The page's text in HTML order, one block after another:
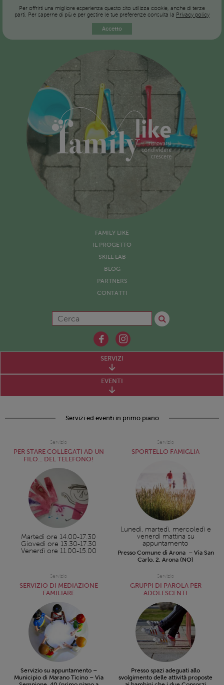
Per offrirti una migliore esperienza questo sito utilizza cookie, anche di terze
parti. Per saperne di più e per gestire le tue preferenze consulta la Privacy policy
Accetto
FAMILY LIKE
IL PROGETTO
SKILL LAB
BLOG
PARTNERS
CONTATTI
SERVIZI
EVENTI
Servizi ed eventi in primo piano
Servizio
PER STARE COLLEGATI AD UN
FILO... DEL TELEFONO!
Martedì ore 14.00-17.30
Giovedì ore 13.30-17.30
Venerdì ore 11.00-15.00
Servizio
SPORTELLO FAMIGLIA
Lunedì, martedì, mercoledì e
venerdì mattina su
appuntamento
Presso Comune di Arona – Via San
Carlo, 2, Arona (NO)
Servizio
SERVIZIO DI MEDIAZIONE
FAMILIARE
Servizio su appuntamento –
Municipio di Marano Ticino – Via
Servizio
GRUPPI DI PAROLA PER
ADOLESCENTI
Presso spazi adeguati allo
svolgimento delle attività proposte